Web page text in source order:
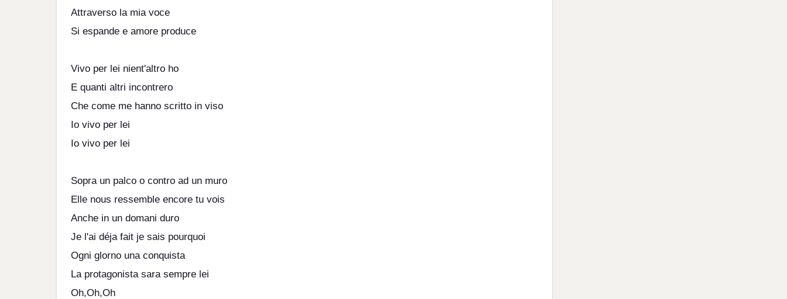
Attraverso la mia voce
Si espande e amore produce
Vivo per lei nient'altro ho
E quanti altri incontrero
Che come me hanno scritto in viso
Io vivo per lei
Io vivo per lei
Sopra un palco o contro ad un muro
Elle nous ressemble encore tu vois
Anche in un domani duro
Je l'ai déjа fait je sais pourquoi
Ogni glorno una conquista
La protagonista sara sempre lei
Oh,Oh,Oh